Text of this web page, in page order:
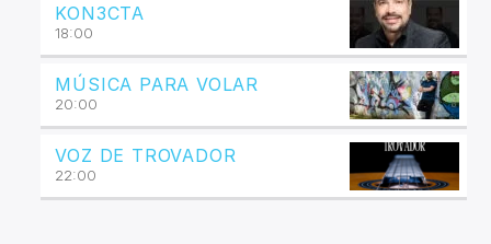
KON3CTA
18:00
MÚSICA PARA VOLAR
20:00
VOZ DE TROVADOR
22:00